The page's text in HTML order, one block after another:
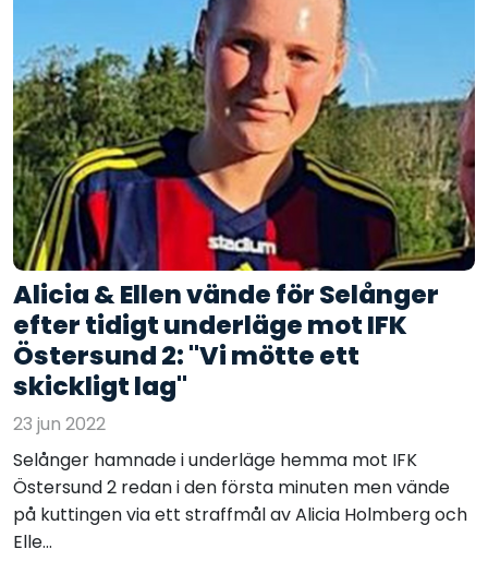
Alicia & Ellen vände för Selånger
efter tidigt underläge mot IFK
Östersund 2: "Vi mötte ett
skickligt lag"
23 jun 2022
Selånger hamnade i underläge hemma mot IFK
Östersund 2 redan i den första minuten men vände
på kuttingen via ett straffmål av Alicia Holmberg och
Elle...